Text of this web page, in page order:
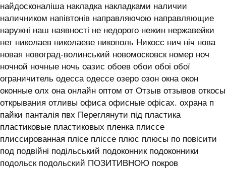
найдосконаліша накладка накладками наличии
наличником напівтонів направляючою направляющие
наружні наш наявності не недорого нежин нержавейки
нет николаев николаеве никополь Никосс нич ніч нова
новая новоград-волинський новомосковск номер ноч
ночной ночные ночь оазис обоев обои обоі обої
ограничитель одесса одессе озеро озон окна окон
оконные олх она онлайн оптом от Отзыв отзывов откосы
открывания отливы офиса офисные офісах. охрана п
пайки панталія пвх Переглянути під пластика
пластиковые пластиковых пленка плиссе
плиссированная плісе пліссе плюс плюсы по повісити
под подвійні подільський подоконник подоконники
подольск подольский ПОЗИТИВНОЮ покров